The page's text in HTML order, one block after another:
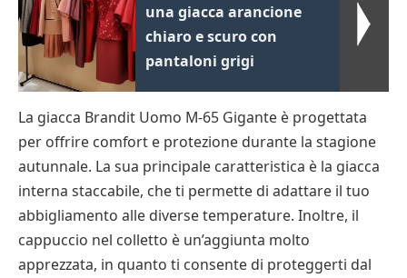
una giacca arancione
chiaro e scuro con
pantaloni grigi
La giacca Brandit Uomo M-65 Gigante è progettata
per offrire comfort e protezione durante la stagione
autunnale. La sua principale caratteristica è la giacca
interna staccabile, che ti permette di adattare il tuo
abbigliamento alle diverse temperature. Inoltre, il
cappuccio nel colletto è un’aggiunta molto
apprezzata, in quanto ti consente di proteggerti dal